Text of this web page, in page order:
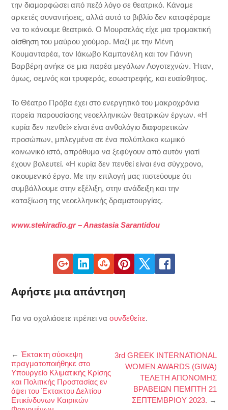
την διαμορφώσει από πεζό λόγο σε θεατρικό. Κάναμε
αρκετές συναντήσεις, αλλά αυτό το βιβλίο δεν καταφέραμε
να το κάνουμε θεατρικό. Ο Μουρσελάς είχε μια τρομακτική
αίσθηση του μαύρου χιούμορ. Μαζί με την Μένη
Κουμανταρέα, τον Ιάκωβο Καμπανέλη και τον Γιάννη
Βαρβέρη ανήκε σε μια παρέα μεγάλων Λογοτεχνών. Ήταν,
όμως, σεμνός και τρυφερός, εσωστρεφής, και ευαίσθητος.
Το Θέατρο Πρόβα έχει στο ενεργητικό του μακροχρόνια
πορεία παρουσίασης νεοελληνικών θεατρικών έργων. «Η
κυρία δεν πενθεί» είναι ένα ανθολόγιο διαφορετικών
προσώπων, μπλεγμένα σε ένα πολύπλοκο κωμικό
κοινωνικό ιστό, απρόθυμα να ξεφύγουν από αυτόν γιατί
έχουν βολευτεί. «Η κυρία δεν πενθεί είναι ένα σύγχρονο,
οικουμενικό έργο. Με την επιλογή μας πιστεύουμε ότι
συμβάλλουμε στην εξέλιξη, στην ανάδειξη και την
καταξίωση της νεοελληνικής δραματουργίας.
www.stekiradio.gr – Anastasia Sarantidou
Αφήστε μια απάντηση
Για να σχολιάσετε πρέπει νασυνδεθείτε.
←Έκτακτη σύσκεψη
πραγματοποιήθηκε στο
Υπουργείο Κλιματικής Κρίσης
και Πολιτικής Προστασίας εν
όψει του Έκτακτου Δελτίου
Επικίνδυνων Καιρικών
3rd GREEK INTERNATIONAL
WOMEN AWARDS (GIWA)
ΤΕΛΕΤΗ ΑΠΟΝΟΜΗΣ
ΒΡΑΒΕΙΩΝ ΠΕΜΠΤΗ 21
ΣΕΠΤΕΜΒΡΙΟΥ 2023. →